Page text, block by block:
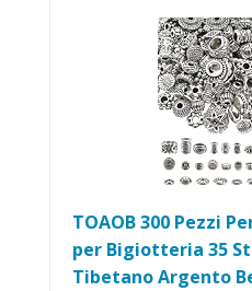
TOAOB 300 Pezzi
per Bigiotteria 35
Tibetano Argento